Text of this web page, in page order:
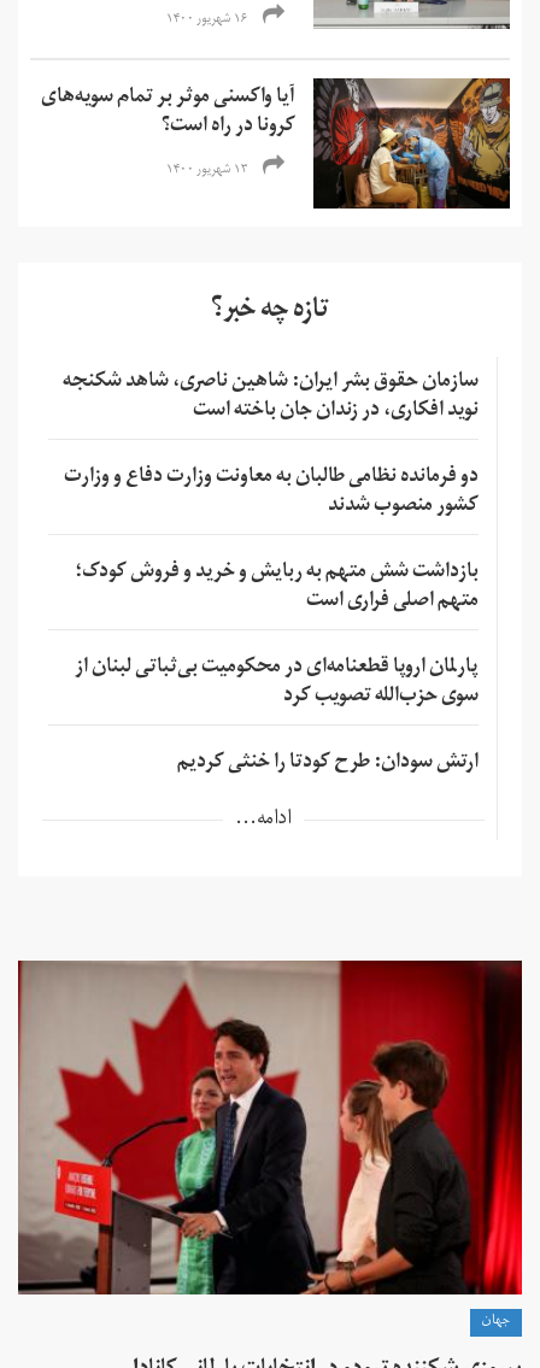
۱۶ شهریور ۱۴۰۰
آیا واکسنی موثر بر تمام سویه‌های
کرونا در راه است؟
۱۳ شهریور ۱۴۰۰
تازه چه خبر؟
سازمان حقوق بشر ایران: شاهین ناصری، شاهد شکنجه
نوید افکاری، در زندان جان باخته است
دو فرمانده نظامی طالبان به معاونت وزارت دفاع و وزارت
کشور منصوب شدند
بازداشت شش متهم به ربایش و خرید و فروش کودک؛
متهم اصلی فراری است
پارلمان اروپا قطعنامه‌ای در محکومیت بی‌ثباتی لبنان از
سوی حزب‌الله تصویب کرد
ارتش سودان: طرح کودتا را خنثی کردیم
ادامه...
جهان